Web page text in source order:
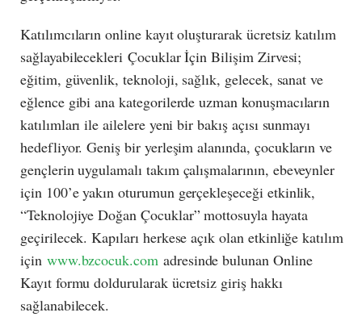
Katılımcıların online kayıt oluşturarak ücretsiz katılım
sağlayabilecekleri Çocuklar İçin Bilişim Zirvesi;
eğitim, güvenlik, teknoloji, sağlık, gelecek, sanat ve
eğlence gibi ana kategorilerde uzman konuşmacıların
katılımları ile ailelere yeni bir bakış açısı sunmayı
hedefliyor. Geniş bir yerleşim alanında, çocukların ve
gençlerin uygulamalı takım çalışmalarının, ebeveynler
için 100’e yakın oturumun gerçekleşeceği etkinlik,
“Teknolojiye Doğan Çocuklar” mottosuyla hayata
geçirilecek. Kapıları herkese açık olan etkinliğe katılım
için www.bzcocuk.com adresinde bulunan Online
Kayıt formu doldurularak ücretsiz giriş hakkı
sağlanabilecek.